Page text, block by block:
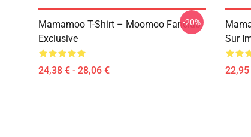
Mamamoo T-Shirt – Moomoo Fanclub
Exclusive
24,38 € - 28,06 €
-20%
Sur